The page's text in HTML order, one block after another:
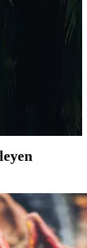
ve çeşitli
Uygun fiyatlı,
karşılar.
İçin
ve üstün baskı
uygun ekonomik